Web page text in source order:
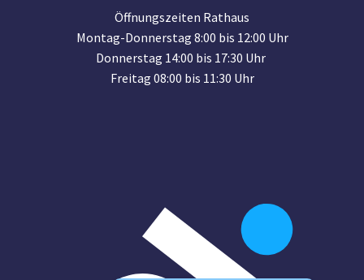
Öffnungszeiten Rathaus
Montag-Donnerstag 8:00 bis 12:00 Uhr
Donnerstag 14:00 bis 17:30 Uhr
Freitag 08:00 bis 11:30 Uhr